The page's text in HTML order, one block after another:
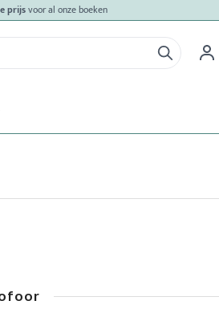
prijsvoor al onze boeken